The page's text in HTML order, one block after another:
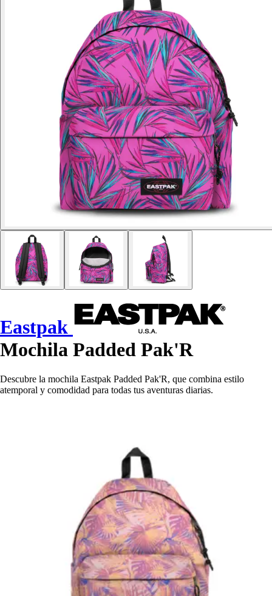
Eastpak
Mochila Padded Pak'R
Descubre la mochila Eastpak Padded Pak'R, que combina estilo
atemporal y comodidad para todas tus aventuras diarias.